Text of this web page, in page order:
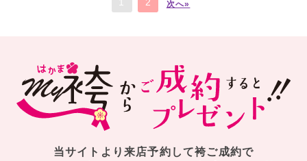
次へ»
当サイトより来店予約して袴ご成約で